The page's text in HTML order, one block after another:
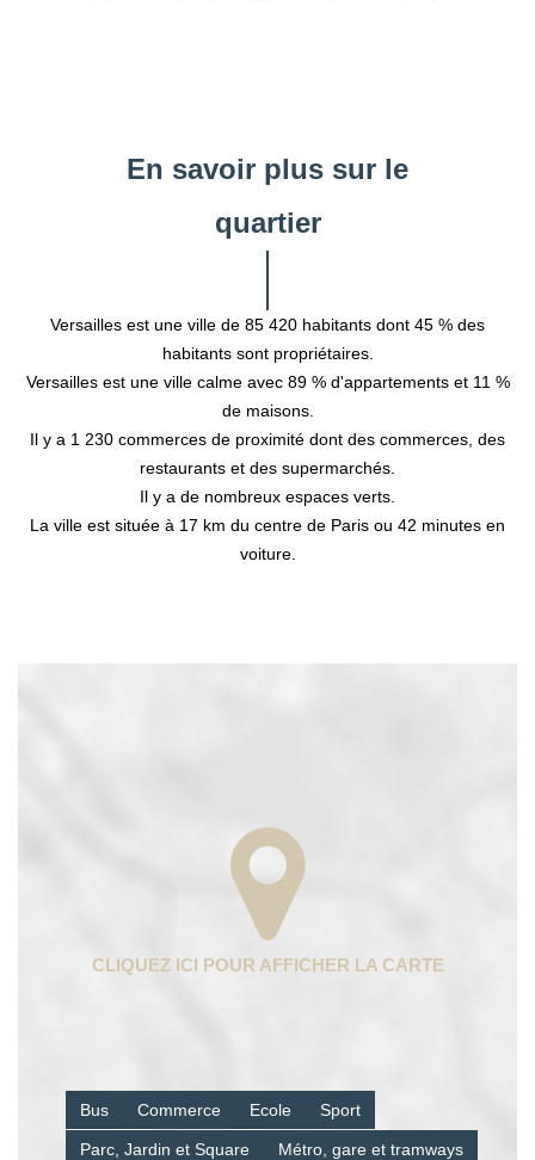
En savoir plus sur le
quartier
Versailles est une ville de 85 420 habitants dont 45 % des
habitants sont propriétaires.
Versailles est une ville calme avec 89 % d'appartements et 11 %
de maisons.
Il y a 1 230 commerces de proximité dont des commerces, des
restaurants et des supermarchés.
Il y a de nombreux espaces verts.
La ville est située à 17 km du centre de Paris ou 42 minutes en
voiture.
Bus Commerce Ecole Sport
Parc, Jardin et Square Métro, gare et tramways